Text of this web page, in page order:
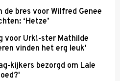
de bres voor Wilfred Genee
‘Hetze’
voor Urk!-ster Mathilde
vinden het erg leuk'
kijkers bezorgd om Lale